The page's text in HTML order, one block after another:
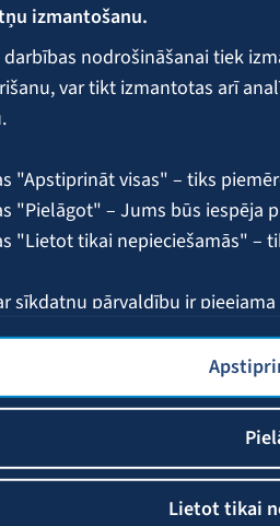
izmantošanu.
darbības nodrošināšanai tiek
var tikt izmantotas arī
"Apstiprināt visas" – tiks
"Pielāgot" – Jums būs iespēja
"Lietot tikai nepieciešamās" –
sīkdatņu pārvaldību ir pieejama
Lietot tikai
25, Rīga, LV-1013, Latvija.